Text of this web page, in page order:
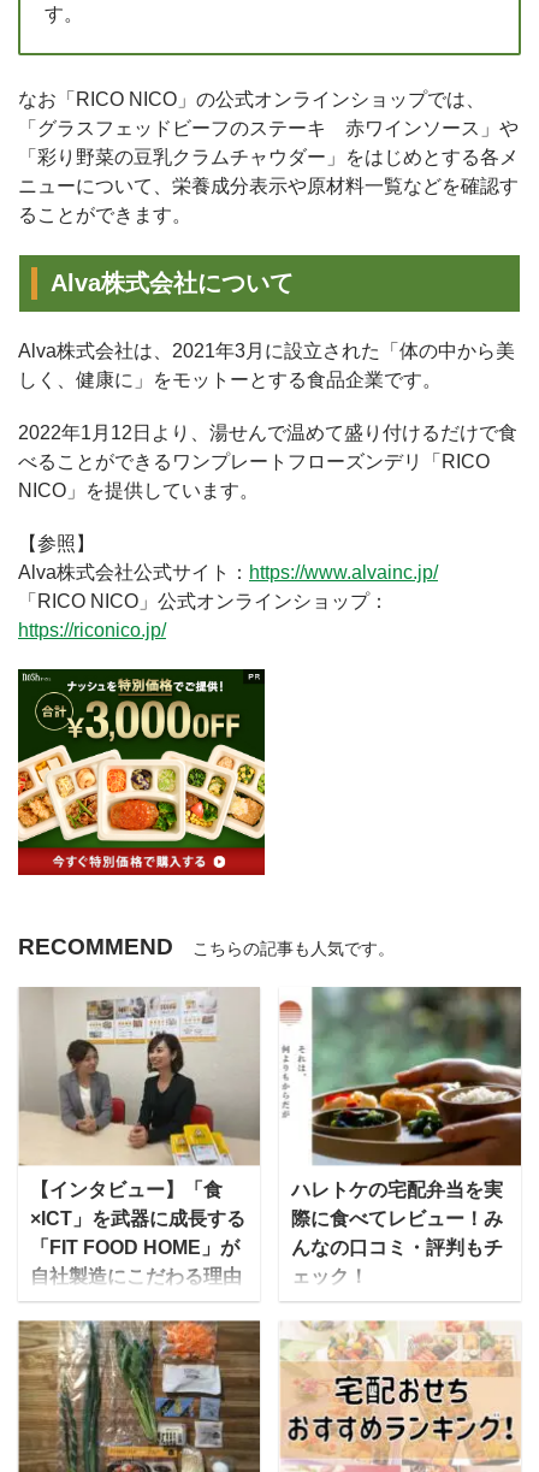
す。
なお「RICO NICO」の公式オンラインショップでは、
「グラスフェッドビーフのステーキ 赤ワインソース」や
「彩り野菜の豆乳クラムチャウダー」をはじめとする各メ
ニューについて、栄養成分表示や原材料一覧などを確認す
ることができます。
Alva株式会社について
Alva株式会社は、2021年3月に設立された「体の中から美
しく、健康に」をモットーとする食品企業です。
2022年1月12日より、湯せんで温めて盛り付けるだけで食
べることができるワンプレートフローズンデリ「RICO
NICO」を提供しています。
【参照】
Alva株式会社公式サイト： https://www.alvainc.jp/
「RICO NICO」公式オンラインショップ：
https://riconico.jp/
RECOMMEND こちらの記事も人気です。
【インタビュー】「食
×ICT」を武器に成長する
「FIT FOOD HOME」が
自社製造にこだわる理由
とは？
一流シェフが手作りした
おかずを冷凍で届ける今
人気の健康宅食サービス
「FIT HOOD HOME（フ
ィットフードホー
ハレトケの宅配弁当を実
際に食べてレビュー！み
んなの口コミ・評判もチ
ェック！
ロノスが運営する宅食サ
ービスで、美味しくて栄
養バランスの良い冷凍宅
配弁当を販売していま
す。 名前の由来は、日本